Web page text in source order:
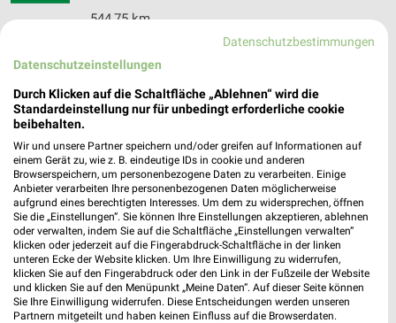
544,75 km
hagebaumarkt Bad Tölz
Am Moraltpark 1G
83646 Bad Tölz
Heute 08:00 - 19:00 Uhr |
Geöffnet
546,16 km
BayWa AG Energie Tankstelle Tuntenhausen
Maillinger Str. 9
83104 Tuntenhausen
518,25 km
Datenschutzbestimmungen
Datenschutzeinstellungen
Durch Klicken auf die Schaltfläche „Ablehnen“ wird die
Standardeinstellung nur für unbedingt erforderliche cookie
beibehalten.
Wir und unsere Partner speichern und/oder greifen auf Informationen auf
einem Gerät zu, wie z. B. eindeutige IDs in cookie und anderen
Browserspeichern, um personenbezogene Daten zu verarbeiten. Einige
Anbieter verarbeiten Ihre personenbezogenen Daten möglicherweise
aufgrund eines berechtigten Interesses. Um dem zu widersprechen, öffnen
Sie die „Einstellungen“. Sie können Ihre Einstellungen akzeptieren, ablehnen
oder verwalten, indem Sie auf die Schaltfläche „Einstellungen verwalten“
klicken oder jederzeit auf die Fingerabdruck-Schaltfläche in der linken
unteren Ecke der Website klicken. Um Ihre Einwilligung zu widerrufen,
klicken Sie auf den Fingerabdruck oder den Link in der Fußzeile der Website
und klicken Sie auf den Menüpunkt „Meine Daten“. Auf dieser Seite können
Sie Ihre Einwilligung widerrufen. Diese Entscheidungen werden unseren
Partnern mitgeteilt und haben keinen Einfluss auf die Browserdaten.